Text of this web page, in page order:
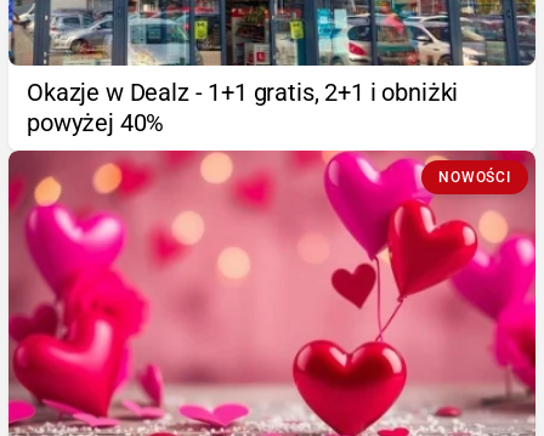
Okazje w Dealz - 1+1 gratis, 2+1 i obniżki
powyżej 40%
NOWOŚCI